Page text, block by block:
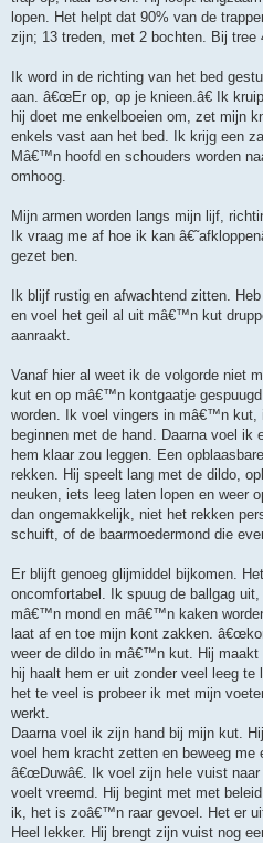
lopen. Het helpt dat 90% van de
zijn; 13 treden, met 2 bochten. Bij tree
Ik word in de richting van het bed
aan. â€œEr op, op je knieen.â€ Ik
hij doet me enkelboeien om, zet mijn
enkels vast aan het bed. Ik krijg een
Mâ€™n hoofd en schouders worden
omhoog.
Mijn armen worden langs mijn lijf,
Ik vraag me af hoe ik kan
gezet ben.
Ik blijf rustig en afwachtend zitten.
en voel het geil al uit mâ€™n kut
aanraakt.
Vanaf hier al weet ik de volgorde niet
kut en op mâ€™n kontgaatje
worden. Ik voel vingers in mâ€™n
beginnen met de hand. Daarna voel ik
hem klaar zou leggen. Een
rekken. Hij speelt lang met de dildo,
neuken, iets leeg laten lopen en weer
dan ongemakkelijk, niet het rekken
schuift, of de baarmoedermond die
Er blijft genoeg glijmiddel bijkomen.
oncomfortabel. Ik spuug de ballgag
mâ€™n mond en mâ€™n kaken
laat af en toe mijn kont zakken.
weer de dildo in mâ€™n kut. Hij
hij haalt hem er uit zonder veel leeg
het te veel is probeer ik met mijn
werkt.
Daarna voel ik zijn hand bij mijn kut.
voel hem kracht zetten en beweeg me
â€œDuwâ€. Ik voel zijn hele vuist
voelt vreemd. Hij begint met met
ik, het is zoâ€™n raar gevoel. Het er
Heel lekker. Hij brengt zijn vuist nog